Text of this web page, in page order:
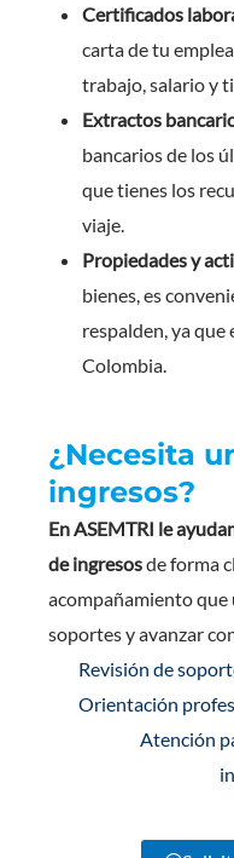
Certificados
carta de tu
trabajo, salario y
Extractos
bancarios de los
que tienes los
viaje.
Propiedades y
bienes, es
respalden, ya
Colombia.
¿Necesita
ingresos?
En ASEMTRI le
de ingresosde forma
acompañamiento
soportes y avanzar
Revisión de
Orientación
Atención